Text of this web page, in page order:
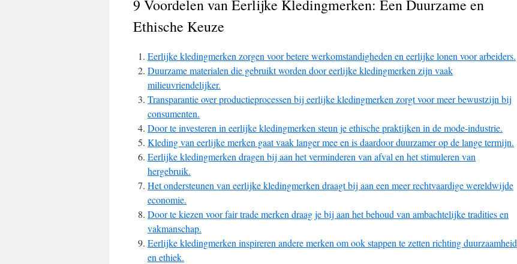
9 Voordelen van Eerlijke Kledingmerken: Een Duurzame en
Ethische Keuze
Eerlijke kledingmerken zorgen voor betere werkomstandigheden en eerlijke lonen voor arbeiders.
Duurzame materialen die gebruikt worden door eerlijke kledingmerken zijn vaak
milieuvriendelijker.
Transparantie over productieprocessen bij eerlijke kledingmerken zorgt voor meer bewustzijn bij
consumenten.
Door te investeren in eerlijke kledingmerken steun je ethische praktijken in de mode-industrie.
Kleding van eerlijke merken gaat vaak langer mee en is daardoor duurzamer op de lange termijn.
Eerlijke kledingmerken dragen bij aan het verminderen van afval en het stimuleren van
hergebruik.
Het ondersteunen van eerlijke kledingmerken draagt bij aan een meer rechtvaardige wereldwijde
economie.
Door te kiezen voor fair trade merken draag je bij aan het behoud van ambachtelijke tradities en
vakmanschap.
Eerlijke kledingmerken inspireren andere merken om ook stappen te zetten richting duurzaamheid
en ethiek.